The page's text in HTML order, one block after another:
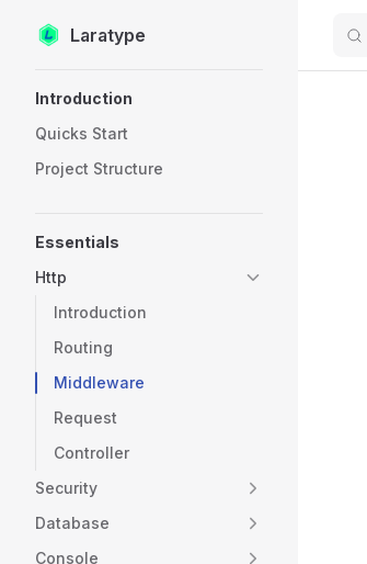
Skip to content
Laratype
Introduction
Quicks Start
Project Structure
Essentials
Http
Introduction
Routing
Middleware
Request
Controller
Security
Database
Console